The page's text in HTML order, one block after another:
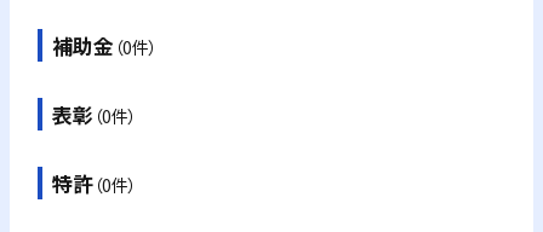
補助金 （0件）
表彰 （0件）
特許（0件）